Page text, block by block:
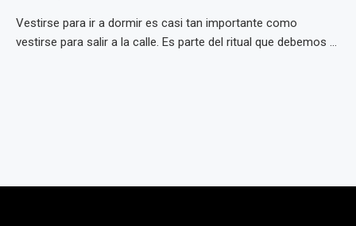
Vestirse para ir a dormir es casi tan importante como
vestirse para salir a la calle. Es parte del ritual que debemos ...